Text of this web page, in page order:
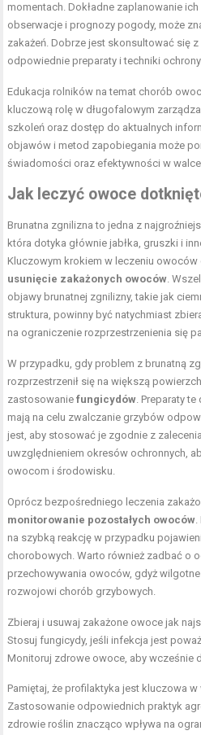
momentach. Dokładne zaplanowanie
obserwacje i prognozy pogody, może
zakażeń. Dobrze jest skonsultować się
odpowiednie preparaty i techniki
Edukacja rolników na temat chorób
kluczową rolę w długofalowym
szkoleń oraz dostęp do aktualnych
objawów i metod zapobiegania może
świadomości oraz efektywności w
Jak leczyć owoce
Brunatna zgnilizna to jedna z
która dotyka głównie jabłka, gruszki i
Kluczowym krokiem w leczeniu
usunięcie zakażonych owoców.
objawy brunatnej zgnilizny, takie jak
struktura, powinny być natychmiast
na ograniczenie rozprzestrzenienia się
W przypadku, gdy problem z brunatną
rozprzestrzenił się na większą
zastosowaniefungicydów. Preparaty
mają na celu zwalczanie grzybów
jest, aby stosować je zgodnie z
uwzględnieniem okresów ochronnych,
owocom i środowisku.
Oprócz bezpośredniego leczenia
monitorowanie pozostałych owoców.
na szybką reakcję w przypadku
chorobowych. Warto również zadbać o
przechowywania owoców, gdyż
rozwojowi chorób grzybowych.
Zbieraj i usuwaj zakażone owoce jak
Stosuj fungicydy, jeśli infekcja jest
Monitoruj zdrowe owoce, aby wcześnie
Pamiętaj, że profilaktyka jest kluczowa
Zastosowanie odpowiednich praktyk
zdrowie roślin znacząco wpływa na